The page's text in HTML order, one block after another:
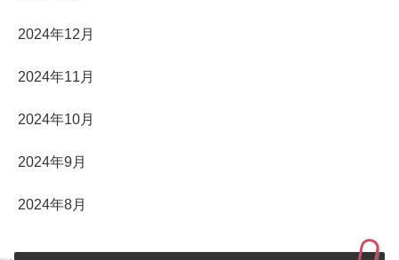
2024年12月
2024年11月
2024年10月
2024年9月
2024年8月